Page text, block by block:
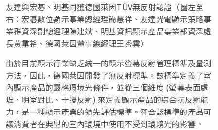
友達與宏碁、明基同獲德國萊因TÜV無反射認證（圖左至
右：宏碁數位顯示事業總經理簡慧祥、友達光電顯示策略事
業群資深副總經理陳建斌、明基資訊顯示產品事業部資深處
長黃重裕、德國萊因董事總經理王秀雲）
由於目前顯示行業缺乏統一的顯示螢幕反射管理標準及量測
方法，因此，德國萊因開發了無反射標準。該標準定義了室
內顯示產品的嚴格環境光條件，並從三個維度 (螢幕表面處
理、明室對比、干擾反射) 來定義顯示產品的綜合抗反射能
力，是一種顯示產業的領先評估標準。符合該標準的產品可
讓消費者在典型的室內環境中使用不受到環境光的影響。